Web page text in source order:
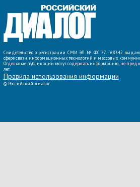
ВСЕ НОВОСТИ »
Свидетельство о регистрации СМИ ЭЛ № ФС 77 - 68342
сфере связи, информационных технологий и массовых
Отдельные публикации могут содержать информацию, не
лет.
Правила использования информации
© Российский диалог